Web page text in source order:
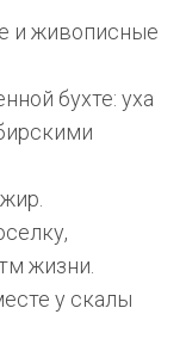
и живописные
бухте: уха
жизни.
у скалы